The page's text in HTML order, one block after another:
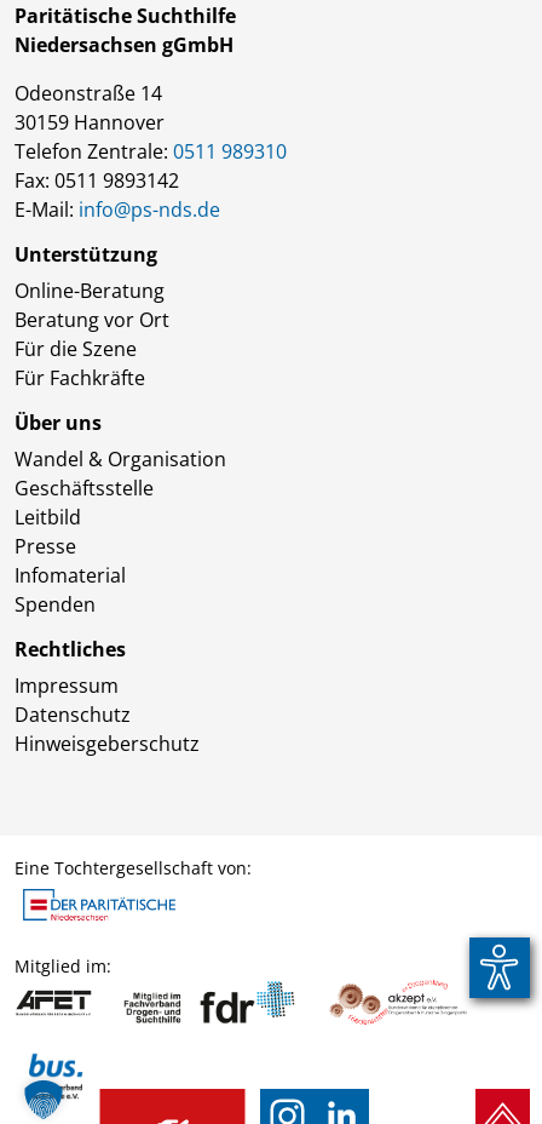
Paritätische Suchthilfe
Niedersachsen gGmbH
Odeonstraße 14
30159 Hannover
Telefon Zentrale: 0511 989310
Fax: 0511 9893142
E-Mail: info@ps-nds.de
Unterstützung
Online-Beratung
Beratung vor Ort
Für die Szene
Für Fachkräfte
Über uns
Wandel & Organisation
Geschäftsstelle
Leitbild
Presse
Infomaterial
Spenden
Rechtliches
Impressum
Datenschutz
Hinweisgeberschutz
Eine Tochtergesellschaft von:
Mitglied im: